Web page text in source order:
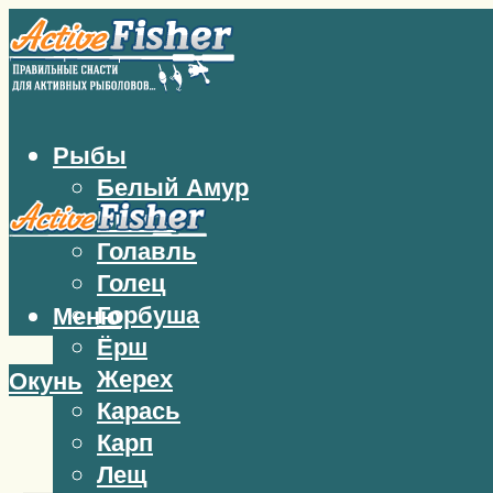
Рыбы
Белый Амур
Бычок
Голавль
Голец
Горбуша
Ёрш
Жерех
Карась
Карп
Лещ
Меню
Окунь